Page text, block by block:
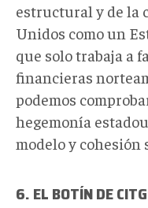
estructural y de la
Unidos como un
que solo trabaja a
financieras
podemos
hegemonía
modelo y cohesión
6. EL BOTÍN DE